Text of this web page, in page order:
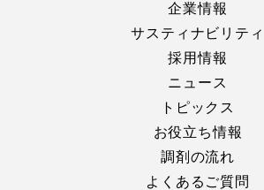
企業情報
サスティナビリティ
採用情報
ニュース
トピックス
お役立ち情報
調剤の流れ
よくあるご質問